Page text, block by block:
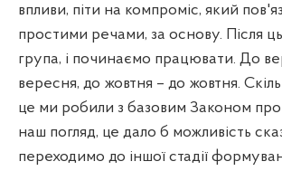
впливи, піти на компроміс, який
простими речами, за основу. Після
група, і починаємо працювати. До
вересня, до жовтня – до жовтня.
це ми робили з базовим Законом про
наш погляд, це дало б можливість
переходимо до іншої стадії